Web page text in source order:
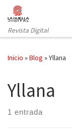
Saltar al contenido
Revista Digital
Inicio »Blog »Yllana
Yllana
1 entrada